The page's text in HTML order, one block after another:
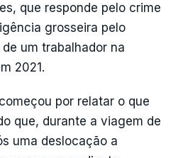
que responde pelo crime
grosseira pelo
um trabalhador na
2021.
por relatar o que
que, durante a viagem de
uma deslocação a